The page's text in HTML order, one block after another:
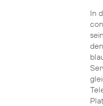
In